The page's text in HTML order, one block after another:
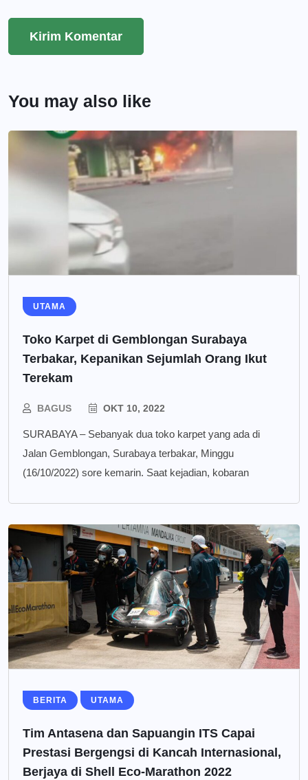
You may also like
UTAMA
Toko Karpet di Gemblongan Surabaya
Terbakar, Kepanikan Sejumlah Orang Ikut
Terekam
BAGUS OKT 10, 2022
SURABAYA – Sebanyak dua toko karpet yang ada di
Jalan Gemblongan, Surabaya terbakar, Minggu
(16/10/2022) sore kemarin. Saat kejadian, kobaran
BERITA UTAMA
Tim Antasena dan Sapuangin ITS Capai
Prestasi Bergengsi di Kancah Internasional,
Berjaya di Shell Eco-Marathon 2022